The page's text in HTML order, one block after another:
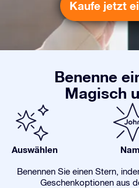
Kaufe jetzt
Benenne
Magisch
Auswählen
Benennen Sie einen Stern,
Geschenkoptionen aus